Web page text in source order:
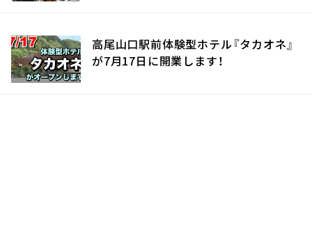
高尾山口駅前体験型ホテル『タカオネ』
が7月17日に開業します！